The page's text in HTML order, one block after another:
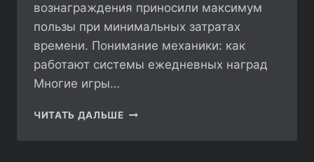
вознаграждения приносили максимум
пользы при минимальных затратах
времени. Понимание механики: как
работают системы ежедневных наград
Многие игры…
ЧИТАТЬ ДАЛЬШЕ КАК